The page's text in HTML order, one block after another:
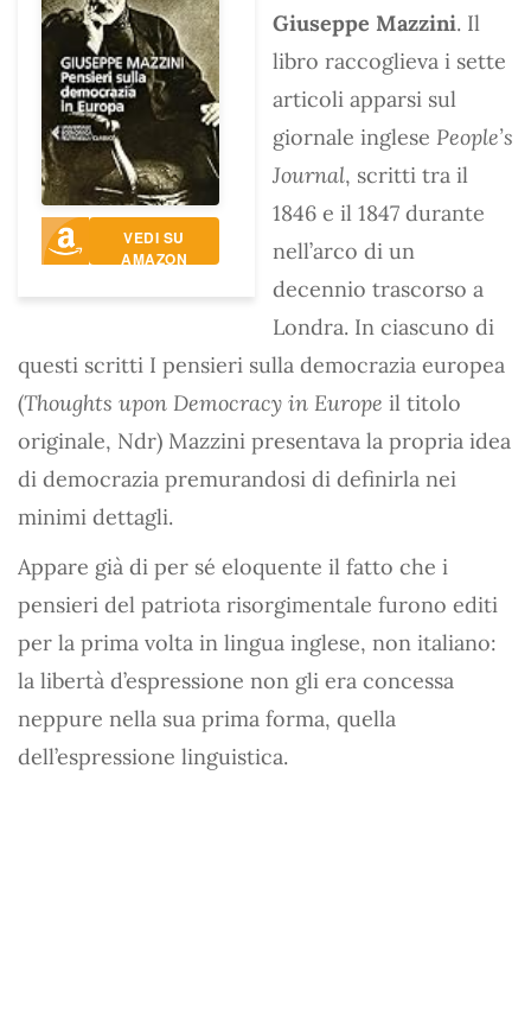
VEDI SU
AMAZON
Giuseppe Mazzini. Il
libro raccoglieva i sette
articoli apparsi sul
giornale inglese People’s
Journal, scritti tra il
1846 e il 1847 durante
nell’arco di un
decennio trascorso a
Londra. In ciascuno di
questi scritti I pensieri sulla democrazia europea
(Thoughts upon Democracy in Europe il titolo
originale, Ndr) Mazzini presentava la propria idea
di democrazia premurandosi di definirla nei
minimi dettagli.
Appare già di per sé eloquente il fatto che i
pensieri del patriota risorgimentale furono editi
per la prima volta in lingua inglese, non italiano:
la libertà d’espressione non gli era concessa
neppure nella sua prima forma, quella
dell’espressione linguistica.